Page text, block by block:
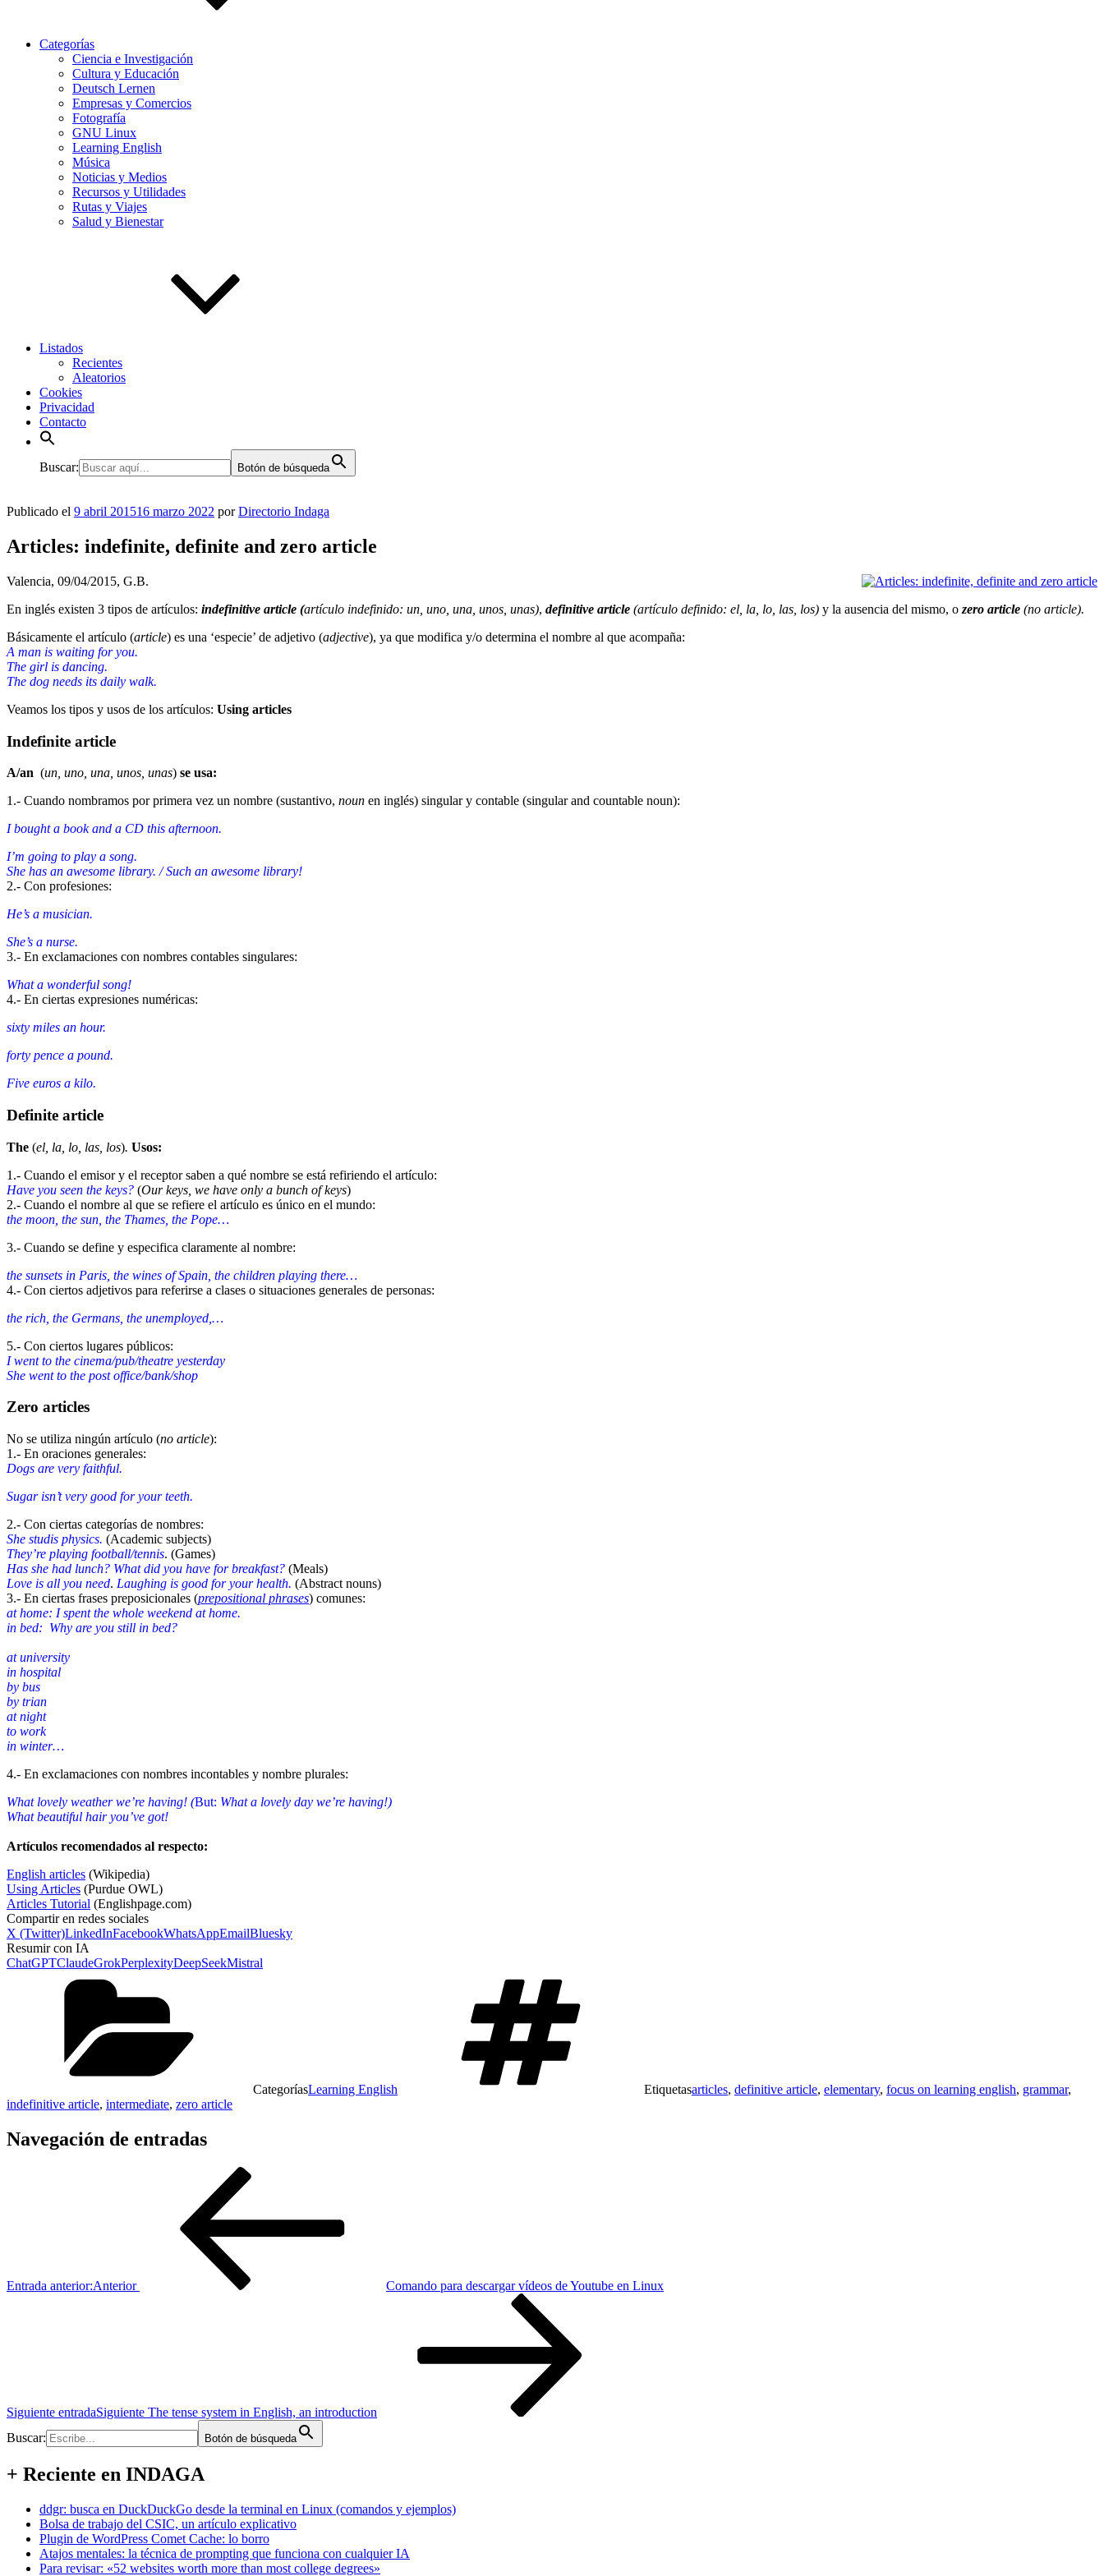
Categorías
Ciencia e Investigación
Cultura y Educación
Deutsch Lernen
Empresas y Comercios
Fotografía
GNU Linux
Learning English
Música
Noticias y Medios
Recursos y Utilidades
Rutas y Viajes
Salud y Bienestar
Listados
Recientes
Aleatorios
Cookies
Privacidad
Contacto
Buscar: Botón de búsqueda
Publicado el 9 abril 201516 marzo 2022 porDirectorio Indaga
Articles: indefinite, definite and zero article
Valencia, 09/04/2015, G.B.
En inglés existen 3 tipos de artículos: indefinitive article (artículo indefinido: un, uno, una, unos, unas), definitive article (artículo definido: el, la, lo, las, los) y la ausencia del mismo, o zero article (no article).
Básicamente el artículo (article) es una ‘especie’ de adjetivo (adjective), ya que modifica y/o determina el nombre al que acompaña:
A man is waiting for you.
The girl is dancing.
The dog needs its daily walk.
Veamos los tipos y usos de los artículos: Using articles
Indefinite article
A/an (un, uno, una, unos, unas) se usa:
1.- Cuando nombramos por primera vez un nombre (sustantivo, noun en inglés) singular y contable (singular and countable noun):
I bought a book and a CD this afternoon.
I’m going to play a song.
She has an awesome library. / Such an awesome library!
2.- Con profesiones:
He’s a musician.
She’s a nurse.
3.- En exclamaciones con nombres contables singulares:
What a wonderful song!
4.- En ciertas expresiones numéricas:
sixty miles an hour.
forty pence a pound.
Five euros a kilo.
Definite article
The (el, la, lo, las, los). Usos:
1.- Cuando el emisor y el receptor saben a qué nombre se está refiriendo el artículo:
Have you seen the keys? (Our keys, we have only a bunch of keys)
2.- Cuando el nombre al que se refiere el artículo es único en el mundo:
the moon, the sun, the Thames, the Pope…
3.- Cuando se define y especifica claramente al nombre:
the sunsets in Paris, the wines of Spain, the children playing there…
4.- Con ciertos adjetivos para referirse a clases o situaciones generales de personas:
the rich, the Germans, the unemployed,…
5.- Con ciertos lugares públicos:
I went to the cinema/pub/theatre yesterday
She went to the post office/bank/shop
Zero articles
No se utiliza ningún artículo (no article):
1.- En oraciones generales:
Dogs are very faithful.
Sugar isn’t very good for your teeth.
2.- Con ciertas categorías de nombres:
She studis physics. (Academic subjects)
They’re playing football/tennis. (Games)
Has she had lunch? What did you have for breakfast? (Meals)
Love is all you need. Laughing is good for your health. (Abstract nouns)
3.- En ciertas frases preposicionales (prepositional phrases) comunes:
at home: I spent the whole weekend at home.
in bed: Why are you still in bed?
at university
in hospital
by bus
by trian
at night
to work
in winter…
4.- En exclamaciones con nombres incontables y nombre plurales:
What lovely weather we’re having! (But: What a lovely day we’re having!)
What beautiful hair you’ve got!
Artículos recomendados al respecto:
English articles (Wikipedia)
Using Articles (Purdue OWL)
Articles Tutorial (Englishpage.com)
Compartir en redes sociales
X (Twitter)LinkedInFacebookWhatsAppEmailBluesky
Resumir con IA
ChatGPTClaudeGrokPerplexityDeepSeekMistral
CategoríasLearning English Etiquetasarticles, definitive article, elementary, focus on learning english, grammar,
indefinitive article, intermediate, zero article
Navegación de entradas
Entrada anterior:Anterior Comando para descargar vídeos de Youtube en Linux
Siguiente entradaSiguiente The tense system in English, an introduction
Buscar:
Botón de búsqueda
+ Reciente en INDAGA
ddgr: busca en DuckDuckGo desde la terminal en Linux (comandos y ejemplos)
Bolsa de trabajo del CSIC, un artículo explicativo
Plugin de WordPress Comet Cache: lo borro
Atajos mentales: la técnica de prompting que funciona con cualquier IA
Para revisar: «52 websites worth more than most college degrees»